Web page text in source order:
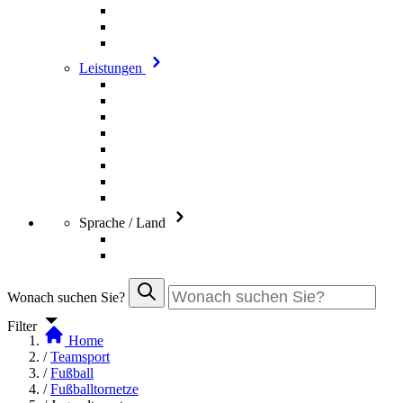
Leistungen
Sprache / Land
Wonach suchen Sie?
Filter
Home
/ Teamsport
/ Fußball
/ Fußballtornetze